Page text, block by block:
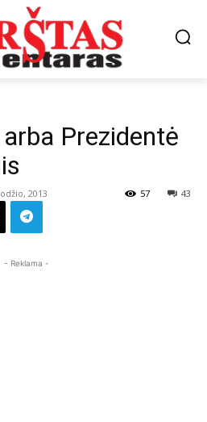
Prezidentė
2013 43
57
- Reklama -